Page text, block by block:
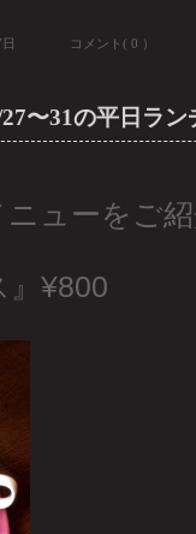
コメント( 0 ）
〜31の平日ラン
ューをご
』¥800